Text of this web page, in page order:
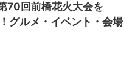
70回前橋花火大会を
グルメ・イベント・会場